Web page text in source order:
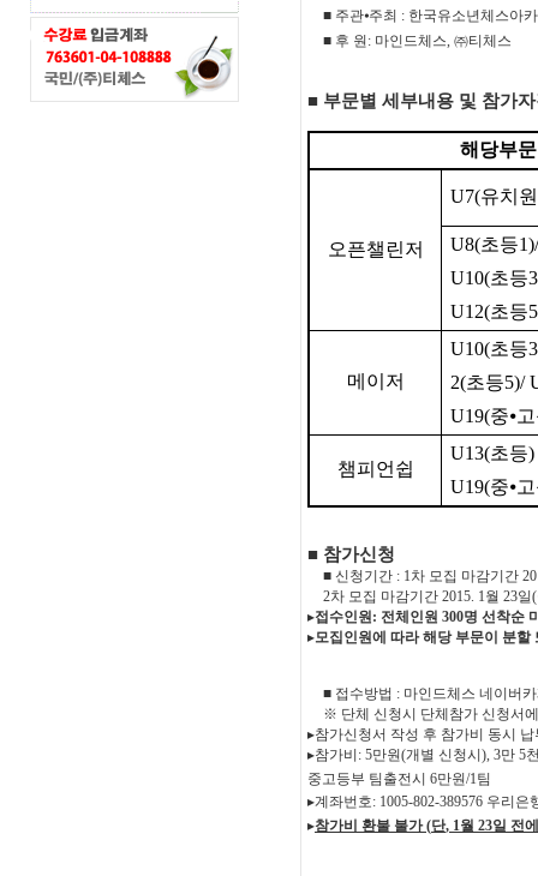
■ 주관⦁주최 : 한국유소년체스아
■ 후 원 : 마인드체스,㈜티체스
■ 부문별 세부내용 및 참가
해당부문
오픈챌린저
U7(유치
U8(초등
U10(초등
U12(초등
메이저
U10(초등
2(초등5)/
U19(중⦁
챔피언쉽
U13(초등)
U19(중⦁
■ 참가신청
■신청기간 : 1차 모집 마감기간
2차 모집 마감기간2015. 1월23일(
▸접수인원: 전체인원 300명 선착순
▸모집인원에 따라 해당 부문이 분할
■ 접수방법 : 마인드체스 네이버
※ 단체 신청시 단체참가 신청서
▸참가신청서 작성 후 참가비 동시 납
▸참가비 : 5만원(개별 신청시 ), 3만 5
중고등부 팀출전시 6만원/1 팀
▸계좌번호: 1005-802-389576 우리은
▸참가비 환불 불가(단, 1월 23일 전